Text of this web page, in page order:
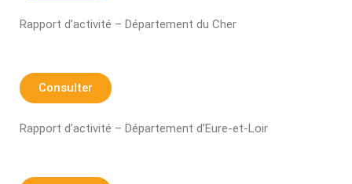
Rapport d’activité – Département du Cher
Consulter
Rapport d’activité – Département d’Eure-et-Loir